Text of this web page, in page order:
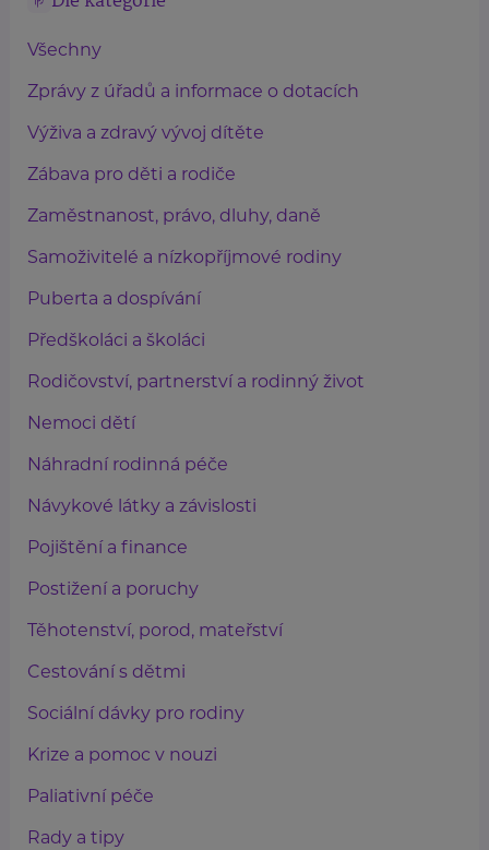
Všechny
Zprávy z úřadů a informace o dotacích
Výživa a zdravý vývoj dítěte
Zábava pro děti a rodiče
Zaměstnanost, právo, dluhy, daně
Samoživitelé a nízkopříjmové rodiny
Puberta a dospívání
Předškoláci a školáci
Rodičovství, partnerství a rodinný život
Nemoci dětí
Náhradní rodinná péče
Návykové látky a závislosti
Pojištění a finance
Postižení a poruchy
Těhotenství, porod, mateřství
Cestování s dětmi
Sociální dávky pro rodiny
Krize a pomoc v nouzi
Paliativní péče
Rady a tipy